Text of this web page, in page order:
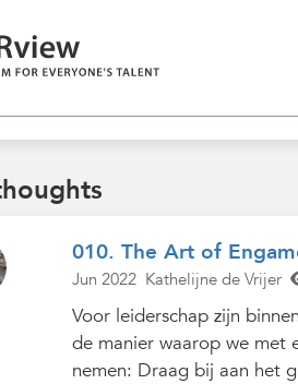
thoughts
010. The Art of
Jun 2022 Kathelijne de Vrijer
Voor leiderschap zijn
de manier waarop we met
nemen: Draag bij aan het